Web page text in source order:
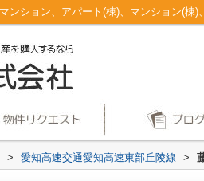
> 愛知高速交通愛知高速東部丘陵線 >